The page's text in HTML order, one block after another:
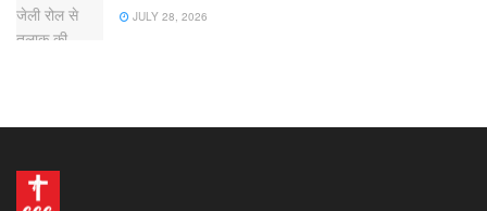
JULY 28, 2026